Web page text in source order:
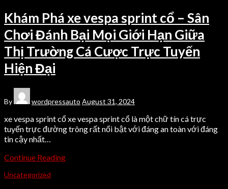
Khám Phá xe vespa sprint cổ – Sân
Chơi Đánh Bại Mọi Giới Hạn Giữa
Thị Trường Cá Cược Trực Tuyến
Hiện Đại
By wordpressauto August 31, 2024
xe vespa sprint cổ xe vespa sprint cổ là một chữ tín cá trực
tuyến trực đường trông rất nổi bật với đáng an toàn với đáng
tin cậy nhất…
Continue Reading
Uncategorized